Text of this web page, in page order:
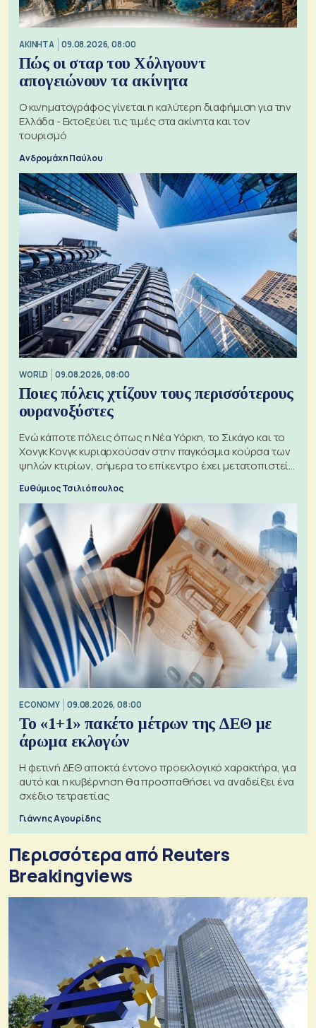
ΑΚΙΝΗΤΑ 09.08.2026, 08:00
Πώς οι σταρ του Χόλιγουντ
απογειώνουν τα ακίνητα
Ο κινηματογράφος γίνεται η καλύτερη διαφήμιση για την
Ελλάδα - Εκτοξεύει τις τιμές στα ακίνητα και τον
τουρισμό
Ανδρομάχη Παύλου
WORLD 09.08.2026, 08:00
Ποιες πόλεις χτίζουν τους περισσότερους
ουρανοξύστες
Ενώ κάποτε πόλεις όπως η Νέα Υόρκη, το Σικάγο και το
Χονγκ Κονγκ κυριαρχούσαν στην παγκόσμια κούρσα των
ψηλών κτιρίων, σήμερα το επίκεντρο έχει μετατοπιστεί
Ευθύμιος Τσιλιόπουλος
ECONOMY 09.08.2026, 08:00
Το «1+1» πακέτο μέτρων της ΔΕΘ με
άρωμα εκλογών
Η φετινή ΔΕΘ αποκτά έντονο προεκλογικό χαρακτήρα, για
αυτό και η κυβέρνηση θα προσπαθήσει να αναδείξει ένα
σχέδιο τετραετίας
Γιάννης Αγουρίδης
Περισσότερα από Reuters
Breakingviews